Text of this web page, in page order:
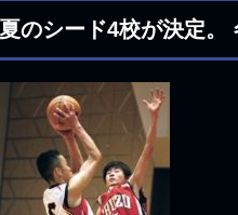
夏のシード4校が決定。